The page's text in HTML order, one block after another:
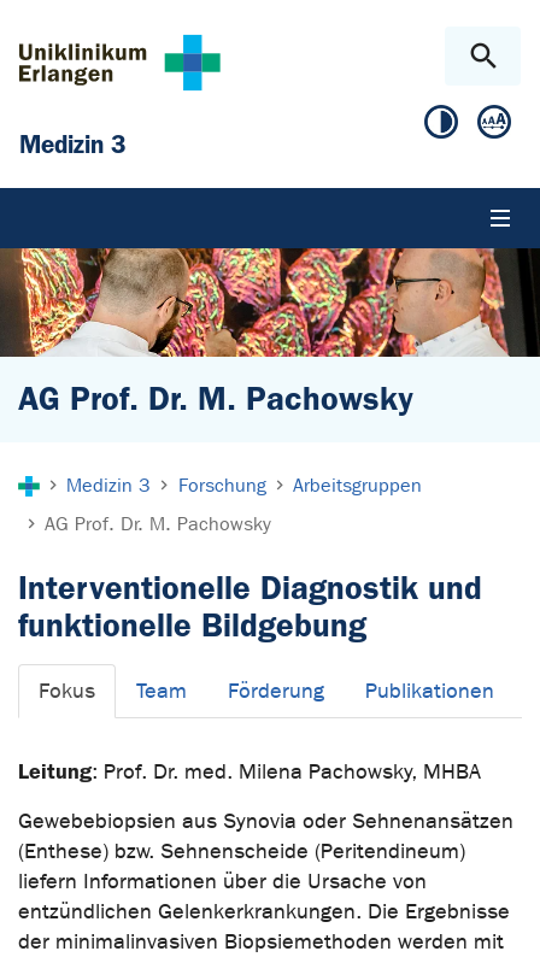
Medizin 3
AG Prof. Dr. M. Pachowsky
Medizin 3 Forschung
Arbeitsgruppen
AG Prof. Dr. M. Pachowsky
Interventionelle Diagnostik und
funktionelle Bildgebung
Fokus Team Förderung Publikationen
Leitung: Prof. Dr. med. Milena Pachowsky, MHBA
Gewebebiopsien aus Synovia oder Sehnenansätzen
(Enthese) bzw. Sehnenscheide (Peritendineum)
liefern Informationen über die Ursache von
entzündlichen Gelenkerkrankungen. Die Ergebnisse
der minimalinvasiven Biopsiemethoden werden mit